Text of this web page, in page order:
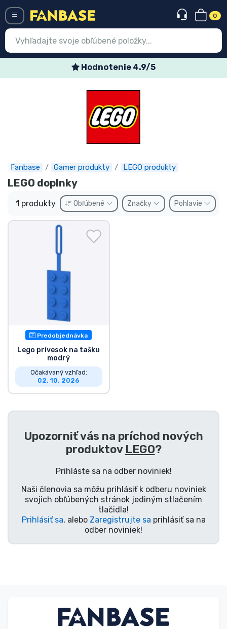
0
Hodnotenie 4.9/5
Fanbase Gamer produkty LEGO produkty
LEGO doplnky
1 produkty Obľúbené Značky Pohlavie
Predobjednávka
Lego prívesok na tašku
modrý
Očakávaný vzhľad:
02. 10. 2026
Upozorniť vás na príchod nových
produktov LEGO?
Prihláste sa na odber noviniek!
Naši členovia sa môžu prihlásiť k odberu noviniek
svojich obľúbených stránok jediným stlačením
tlačidla!
Prihlásiť sa, alebo Zaregistrujte sa prihlásiť sa na
odber noviniek!
Expresná preprava
Predobjednávky
Outlet produkty
Preprava a platba
Zoradiť podľa filmov
Zoradiť podľa karikatúry
Zoradiť podľa Anime
Zoradiť podľa hier
Zoradiť podľa hudby
Typy výrobkov
Značky